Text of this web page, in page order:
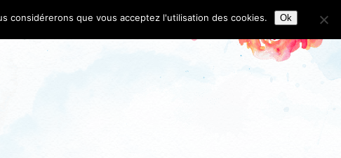
considérerons que vous acceptez l'utilisation des cookies. Ok